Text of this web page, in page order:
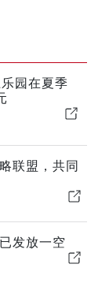
园在夏季
联盟，共同
发放一空